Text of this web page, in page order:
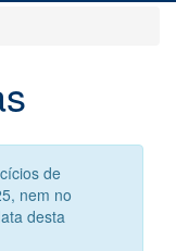
de
nem no
desta